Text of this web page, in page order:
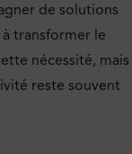
de solutions
transformer le
nécessité, mais
reste souvent